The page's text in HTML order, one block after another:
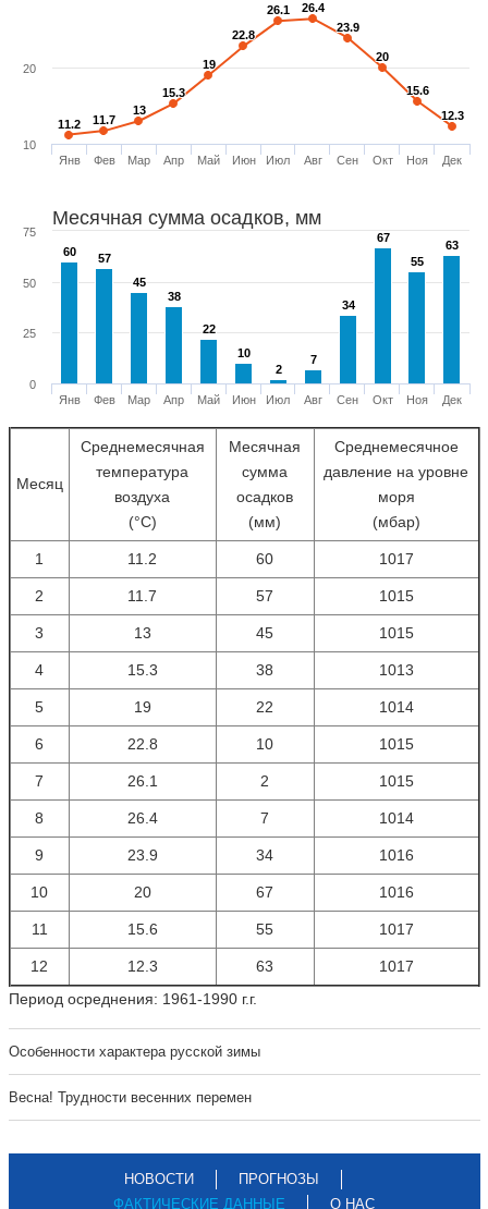
11.2
11.2 11.7
11.7
13
13
15.3
15.3
19
19
22.8
22.8
26.1
26.1 26.4
26.4
23.9
23.9
20
20
15.6
15.6
12.3
12.3
Янв Фев Мар Апр Май Июн Июл Авг Сен Окт Ноя Дек
10
20
Месячная сумма осадков, мм
60
60 57
57
45
45
38
38
22
22
10
10
2
2
7
7
34
34
67
67
55
55
63
63
Янв Фев Мар Апр Май Июн Июл Авг Сен Окт Ноя Дек
0
25
50
75
Месяц
Среднемесячная
температура
воздуха
(°С)
Месячная
сумма
осадков
(мм)
Среднемесячное
давление на уровне
моря
(мбар)
1 11.2 60 1017
2 11.7 57 1015
3 13 45 1015
4 15.3 38 1013
5 19 22 1014
6 22.8 10 1015
7 26.1 2 1015
8 26.4 7 1014
9 23.9 34 1016
10 20 67 1016
11 15.6 55 1017
12 12.3 63
1017
Период осреднения: 1961-1990 г.г.
Особенности характера русской зимы
Весна! Трудности весенних перемен
НОВОСТИ
ПРОГНОЗЫ
ФАКТИЧЕСКИЕ ДАННЫЕ
О НАС